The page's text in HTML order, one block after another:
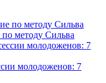
по методу Сильва
молодоженов: 7